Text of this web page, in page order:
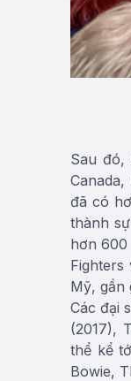
Sau
đã có
thành
hơn 600
Mỹ, gần
Các đại
(2017),
thể kể
Bowie,